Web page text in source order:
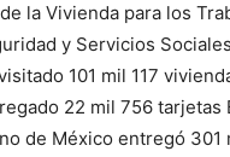
la Vivienda para los
y Servicios
101 mil 117
22 mil 756
de México entregó